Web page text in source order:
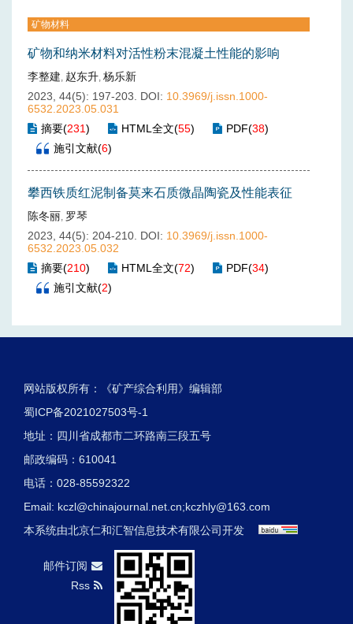
矿物材料
矿物和纳米材料对活性粉末混凝土性能的影响
李整建, 赵东升, 杨乐新
2023, 44(5): 197-203.
DOI: 10.3969/j.issn.1000-
6532.2023.05.031
摘要(231) HTML全文(55) PDF(38)
施引文献(6)
攀西铁质红泥制备莫来石质微晶陶瓷及性能表征
陈冬丽, 罗琴
2023, 44(5): 204-210. DOI: 10.3969/j.issn.1000-
6532.2023.05.032
摘要(210) HTML全文(72) PDF(34)
施引文献(2)
网站版权所有：《矿产综合利用》编辑部
蜀ICP备2021027503号-1
地址：四川省成都市二环路南三段五号
邮政编码：610041
电话：028-85592322
Email: kczl@chinajournal.net.cn;kczhly@163.com
本系统由北京仁和汇智信息技术有限公司开发
邮件订阅
Rss